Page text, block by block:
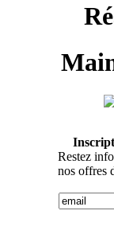
Restez
nos offres